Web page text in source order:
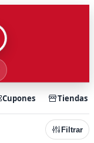
Cupones Tiendas
Filtrar